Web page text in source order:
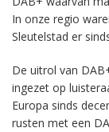
In onze regio
Sleutelstad er
De uitrol van
ingezet op
Europa sinds
rusten met een